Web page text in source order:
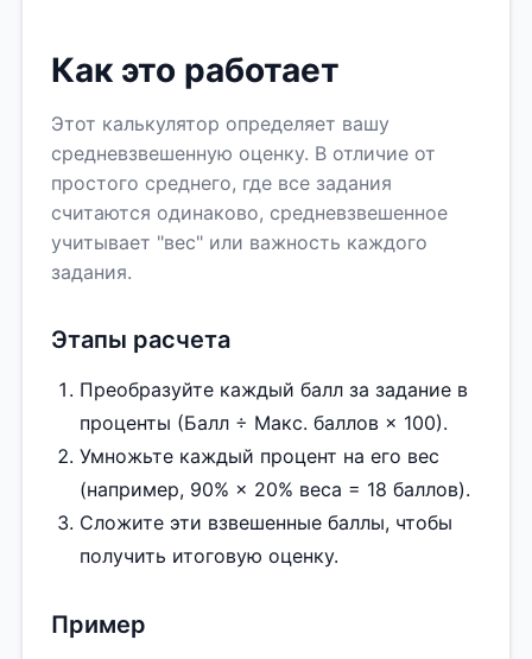
Как это работает
Этот калькулятор определяет вашу
средневзвешенную оценку. В отличие от
простого среднего, где все задания
считаются одинаково, средневзвешенное
учитывает "вес" или важность каждого
задания.
Этапы расчета
Преобразуйте каждый балл за задание в
проценты (Балл ÷ Макс. баллов × 100).
Умножьте каждый процент на его вес
(например, 90% × 20% веса = 18 баллов).
Сложите эти взвешенные баллы, чтобы
получить итоговую оценку.
Пример